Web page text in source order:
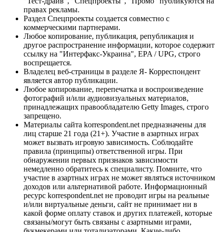
правах рекламы.
Раздел Спецпроекты создается совместно с
коммерческими партнерами.
Любое копирование, публикация, републикация и
другое распространение информации, которое содержит
ссылку на "Интерфакс-Украина", EPA / UPG, строго
воспрещается.
Владелец веб-страницы в разделе Я- Корреспондент
является автор публикации.
Любое копирование, перепечатка и воспроизведение
фотографий и/или аудиовизуальных материалов,
принадлежащих правообладателю Getty Images, строго
запрещено.
Материалы сайта korrespondent.net предназначены для
лиц старше 21 года (21+). Участие в азартных играх
может вызвать игровую зависимость. Соблюдайте
правила (принципы) ответственной игры. При
обнаружении первых признаков зависимости
немедленно обратитесь к специалисту. Помните, что
участие в азартных играх не может являться источником
доходов или альтернативой работе. Информационный
ресурс korrespondent.net не проводит игры на реальные
и/или виртуальные деньги, сайт не принимает ни в
какой форме оплату ставок и других платежей, которые
связаны/могут быть связаны с азартными играми,